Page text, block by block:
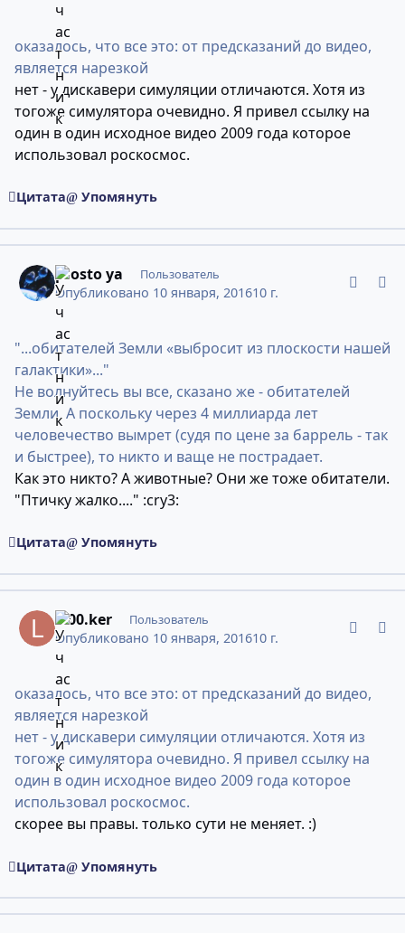
оказалось, что все это: от предсказаний до видео,
является нарезкой
нет - у дискавери симуляции отличаются. Хотя из
тогоже симулятора очевидно. Я привел ссылку на
один в один исходное видео 2009 года которое
использовал роскосмос.
Цитата Упомянуть
prosto ya Пользователь
Опубликовано 10 января, 201610 г.
"...обитателей Земли «выбросит из плоскости нашей
галактики»..."
Не волнуйтесь вы все, сказано же - обитателей
Земли. А поскольку через 4 миллиарда лет
человечество вымрет (судя по цене за баррель - так
и быстрее), то никто и ваще не пострадает.
Как это никто? А животные? Они же тоже обитатели.
"Птичку жалко...." :cry3:
Цитата Упомянуть
L.00.ker Пользователь
Опубликовано 10 января, 201610 г.
оказалось, что все это: от предсказаний до видео,
является нарезкой
нет - у дискавери симуляции отличаются. Хотя из
тогоже симулятора очевидно. Я привел ссылку на
один в один исходное видео 2009 года которое
использовал роскосмос.
скорее вы правы. только сути не меняет. :)
Цитата Упомянуть